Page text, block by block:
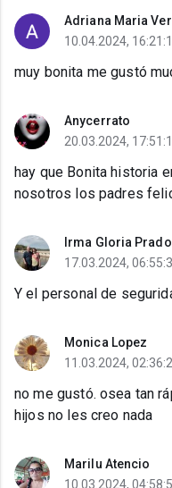
Adriana Maria
10.04.2024,
muy bonita me gustó
Anycerrato
20.03.2024,
hay que Bonita historia
nosotros los padres
Irma Gloria Prado
17.03.2024,
Y el personal de
Monica Lopez
11.03.2024,
no me gustó. osea tan
hijos no les creo nada
Marilu Atencio
10.03.2024,